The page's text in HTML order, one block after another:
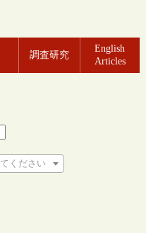
調査研究
English
Articles
ください